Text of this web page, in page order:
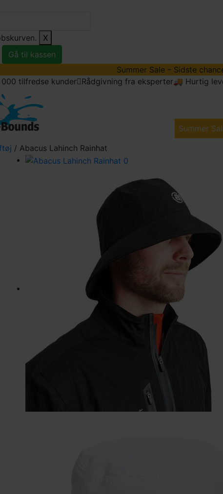
X
Gå til kassen
Summer Sale – Sidste
tilfredse kunder Rådgivning fra eksperter🚚 Hurtig
Summer
/ Abacus Lahinch Rainhat